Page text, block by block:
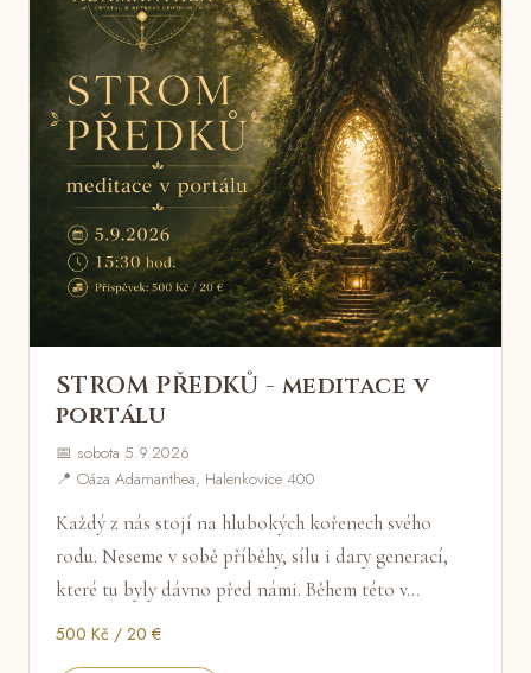
STROM PŘEDKŮ - meditace v
portálu
📅 sobota 5.9.2026
📍 Oáza Adamanthea, Halenkovice 400
Každý z nás stojí na hlubokých kořenech svého
rodu. Neseme v sobě příběhy, sílu i dary generací,
které tu byly dávno před námi. Během této v…
500 Kč / 20 €